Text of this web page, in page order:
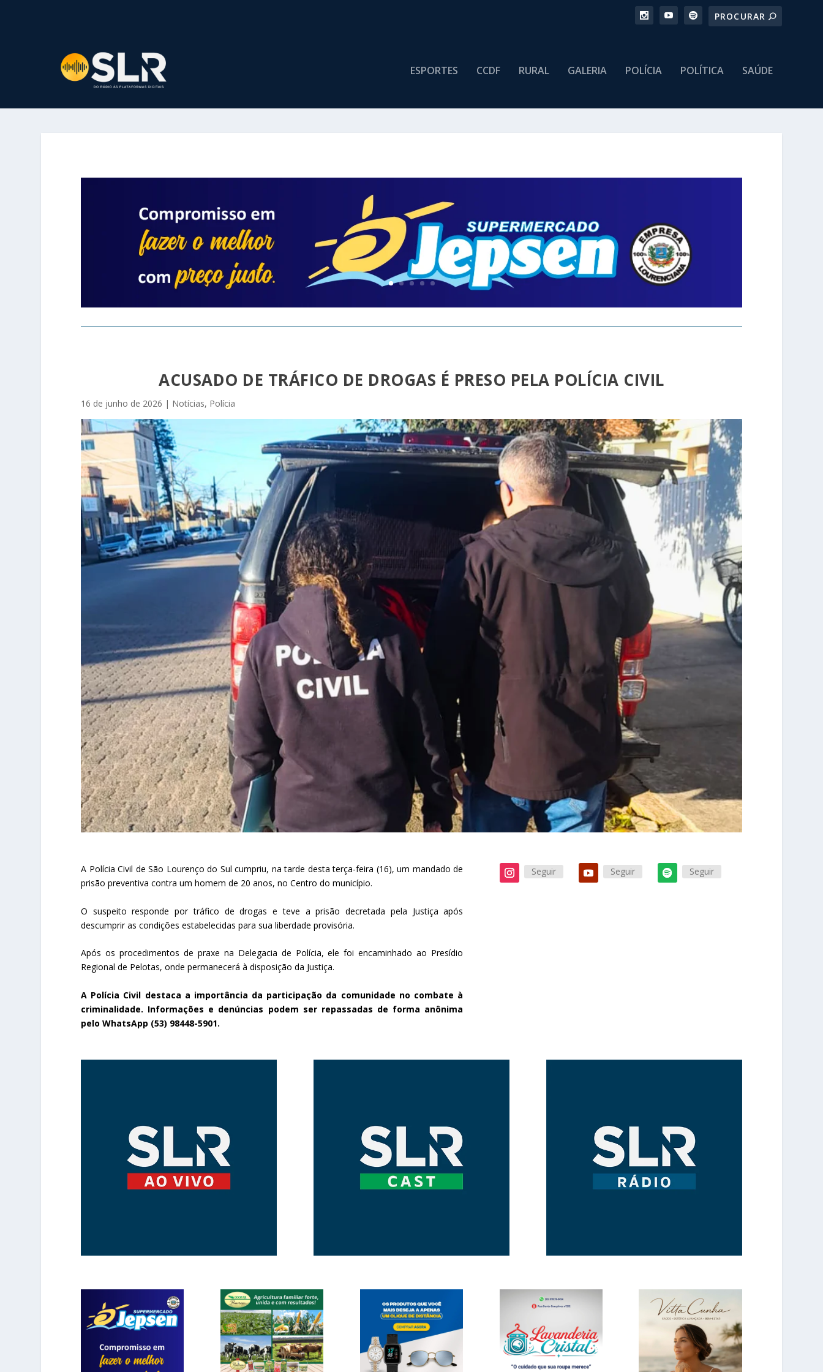
ESPORTES CCDF RURAL GALERIA POLÍCIA POLÍTICA SAÚDE
ACUSADO DE TRÁFICO DE DROGAS É PRESO PELA POLÍCIA CIVIL
16 de junho de 2026 | Notícias, Polícia
A Polícia Civil de São Lourenço do Sul cumpriu, na tarde desta terça-feira (16), um mandado de
prisão preventiva contra um homem de 20 anos, no Centro do município.
O suspeito responde por tráfico de drogas e teve a prisão decretada pela Justiça após
descumprir as condições estabelecidas para sua liberdade provisória.
Após os procedimentos de praxe na Delegacia de Polícia, ele foi encaminhado ao Presídio
Regional de Pelotas, onde permanecerá à disposição da Justiça.
A Polícia Civil destaca a importância da participação da comunidade no combate à
criminalidade. Informações e denúncias podem ser repassadas de forma anônima
pelo WhatsApp (53) 98448-5901.
Seguir Seguir Seguir